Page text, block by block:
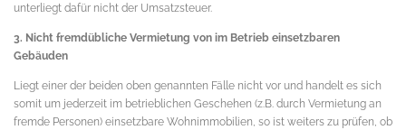
unterliegt dafür nicht der Umsatzsteuer.
3. Nicht fremdübliche Vermietung von im Betrieb einsetzbaren
Gebäuden
Liegt einer der beiden oben genannten Fälle nicht vor und handelt es sich
somit um jederzeit im betrieblichen Geschehen (z.B. durch Vermietung an
fremde Personen) einsetzbare Wohnimmobilien, so ist weiters zu prüfen, ob